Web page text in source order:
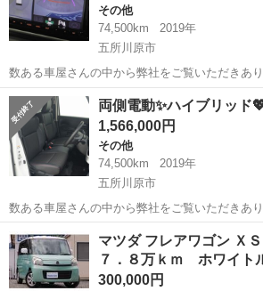
その他
74,500km
2019年
五所川原市
数ある車屋さんの中から弊社をご覧いただきあ
オトロン盛岡店と申します✨ 東北3店舗目、オ
て、2024年4月1日にオープンしました❤️‍🔥 全国
大規模な自...
青森 五所川原市 その他 東北
両側電動✨ハイブリッド
1,566,000円
その他
74,500km
2019年
五所川原市
数ある車屋さんの中から弊社をご覧いただきあ
オトロン盛岡店と申します✨ 東北3店舗目、オ
て、2024年4月1日にオープンしました❤️‍🔥 全国
大規模な自...
青森 五所川原市 その他 ハイブリッド
マツダ フレアワゴン Ｘ
７．８万ｋｍ ホワイ
300,000円